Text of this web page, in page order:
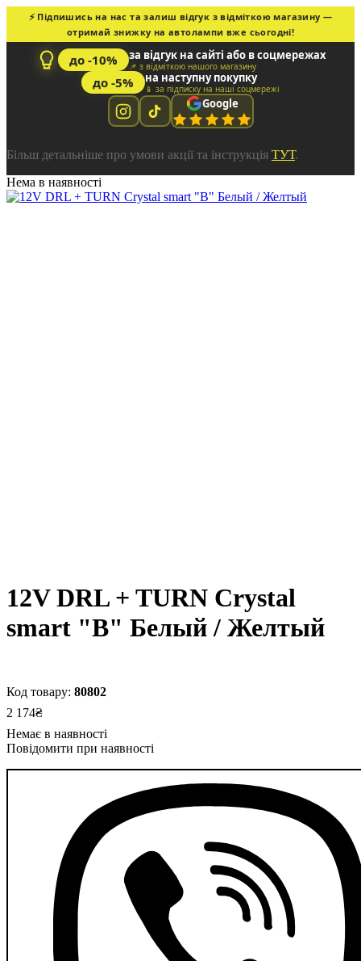
⚡ Підпишись на нас та залиш відгук з відміткою магазину —
отримай знижку на автолампи вже сьогодні!
до -10% за відгук на сайті або в соцмережах
📌 з відміткою нашого магазину
до -5% на наступну покупку
📱 за підписку на наші соцмережі
Google
Більш детальніше про умови акції та інструкція ТУТ.
Нема в наявності
12V DRL + TURN Crystal
smart "В" Белый / Желтый
80802
2 174₴
Повідомити при наявності